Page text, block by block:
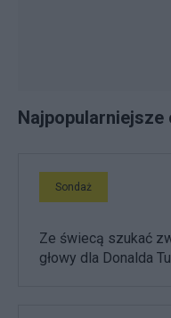
Najpopularniejsze
Sondaż
Ze świecą szukać
głowy dla Donalda